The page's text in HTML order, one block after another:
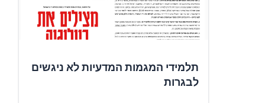
תלמידי המגמות המדעיות לא ניגשים
לבגרות